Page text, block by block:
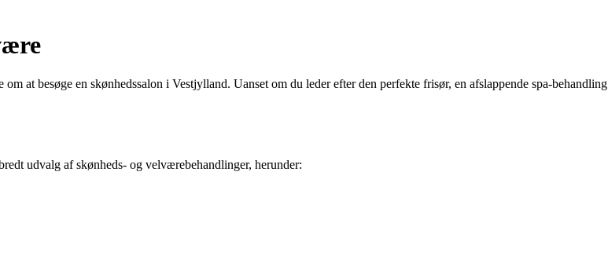
at besøge en skønhedssalon i Vestjylland. Uanset om du leder efter den perfekte frisør, en afslappende spa-behandling
udvalg af skønheds- og velværebehandlinger, herunder: